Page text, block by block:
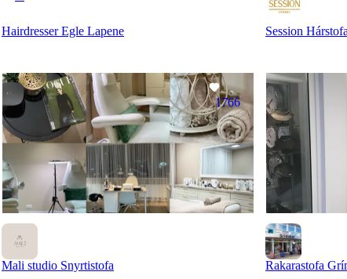
Hairdresser Egle Lapene Session
1766
Mali studio Snyrtistofa Rakarastofa